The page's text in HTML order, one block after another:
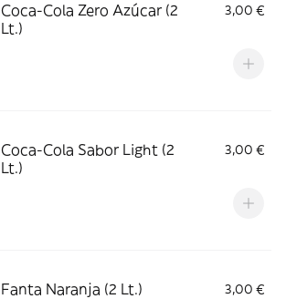
Coca-Cola Zero Azúcar (2
Lt.)
3,00 €
Coca-Cola Sabor Light (2
Lt.)
3,00 €
Fanta Naranja (2 Lt.) 3,00 €